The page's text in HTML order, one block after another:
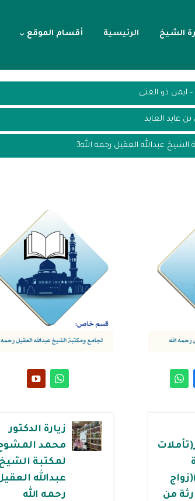
الشيخ الرئيسية أقسام الموقع
– ايمن ذو الغنى
عايد العايد
عبدالله العقيل رحمه الله3
من
زيارة الدكتور
محمد
لمكتبة
عبدالله
رحمه الله